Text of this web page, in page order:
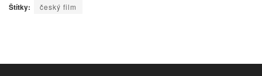
Štítky: český film